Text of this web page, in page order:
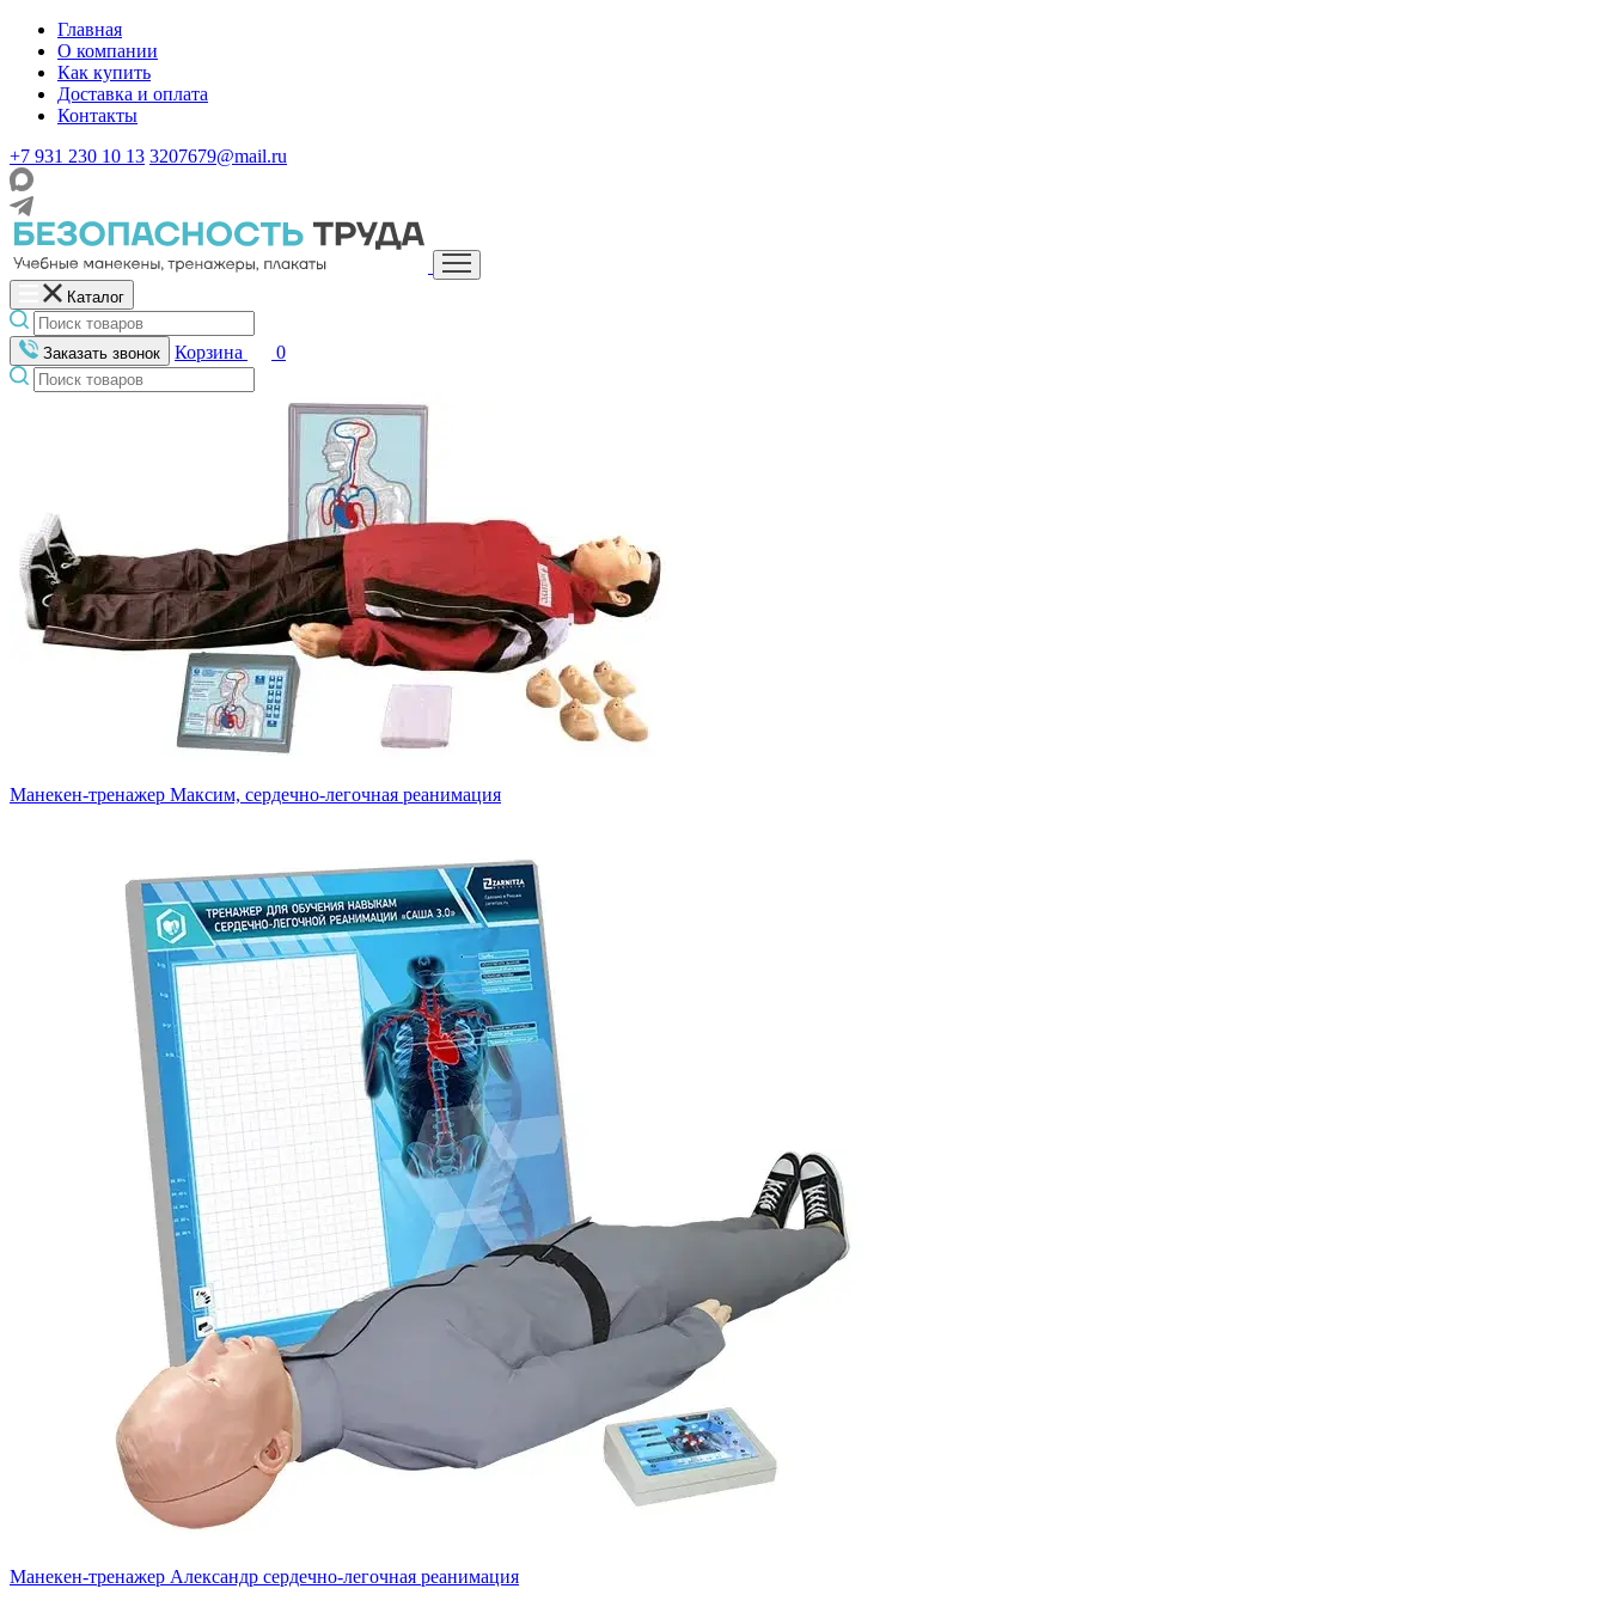
Главная
О компании
Как купить
Доставка и оплата
Контакты
+7 931 230 10 13 3207679@mail.ru
Каталог
Заказать звонок Корзина 0
Манекен-тренажер Максим, сердечно-легочная реанимация
Манекен-тренажер Александр сердечно-легочная реанимация